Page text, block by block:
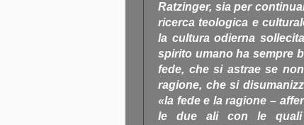
Ratzinger, sia per
ricerca teologica e
la cultura odierna
spirito umano ha sempre
fede, che si astrae se
ragione, che si
«la fede e la ragione –
le due ali con le quali